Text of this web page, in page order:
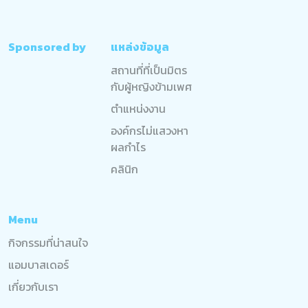
Sponsored by
แหล่งข้อมูล
สถานที่ที่เป็นมิตร
กับผู้หญิงข้ามเพศ
ตำแหน่งงาน
องค์กรไม่แสวงหา
ผลกำไร
คลินิก
Menu
กิจกรรมที่น่าสนใจ
แอมบาสเดอร์
เกี่ยวกับเรา